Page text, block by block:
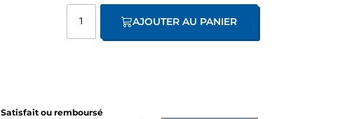
AJOUTER AU PANIER
Satisfait ou remboursé